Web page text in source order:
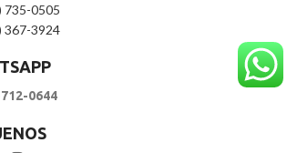
735-0505
367-3924
0644